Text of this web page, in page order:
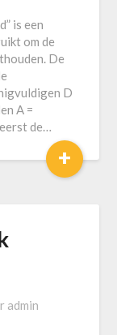
is een
om de
De
D
A =
de…
+
admin